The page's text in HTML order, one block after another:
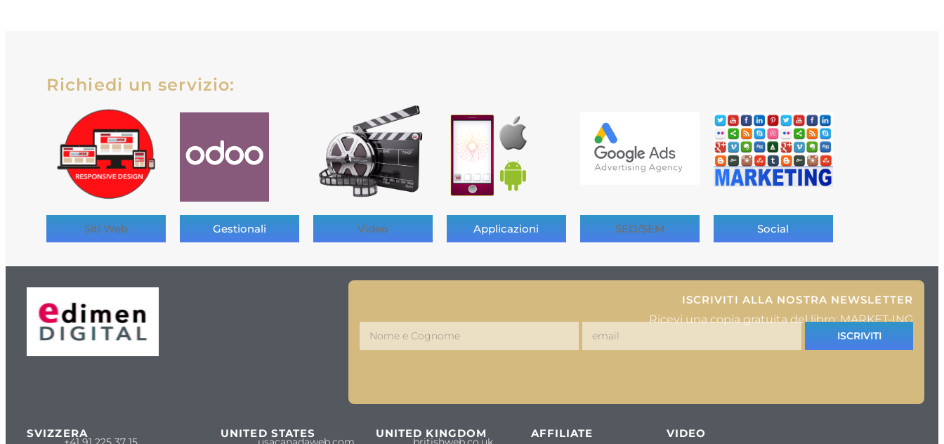
Richiedi un servizio:
Siti Web Gestionali Video Applicazioni SEO/SEM Social
ISCRIVITI ALLA NOSTRA NEWSLETTER
Ricevi una copia gratuita del libro: MARKET-ING
ISCRIVITI
SVIZZERA UNITED STATES UNITED KINGDOM AFFILIATE VIDEO